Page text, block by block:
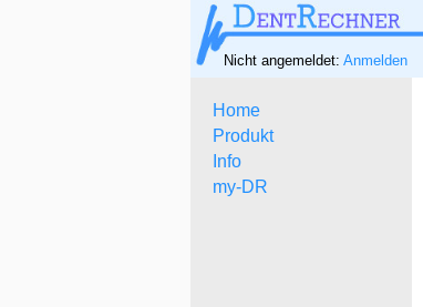
Nicht angemeldet: Anmelden
Home
Produkt
Info
my-DR